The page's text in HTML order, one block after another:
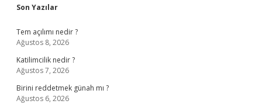
Sidebar
Son Yazılar
Tem açılımı nedir ?
Ağustos 8, 2026
Katilimcilik nedir ?
Ağustos 7, 2026
Birini reddetmek günah mı ?
Ağustos 6, 2026